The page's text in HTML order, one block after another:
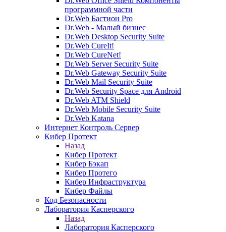
программной части
Dr.Web Бастион Pro
Dr.Web - Малый бизнес
Dr.Web Desktop Security Suite
Dr.Web CureIt!
Dr.Web CureNet!
Dr.Web Server Security Suite
Dr.Web Gateway Security Suite
Dr.Web Mail Security Suite
Dr.Web Security Space для Android
Dr.Web ATM Shield
Dr.Web Mobile Security Suite
Dr.Web Katana
Интернет Контроль Сервер
Кибер Протект
Назад
Кибер Протект
Кибер Бэкап
Кибер Протего
Кибер Инфраструктура
Кибер Файлы
Код Безопасности
Лаборатория Касперского
Назад
Лаборатория Касперского